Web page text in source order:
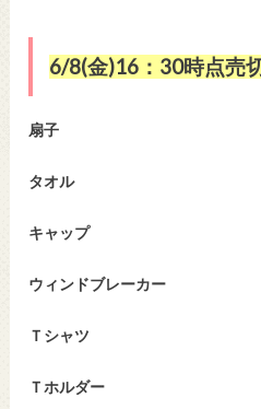
6/8(金)16：30時点売
扇子
タオル
キャップ
ウィンドブレーカー
Ｔシャツ
Ｔホルダー